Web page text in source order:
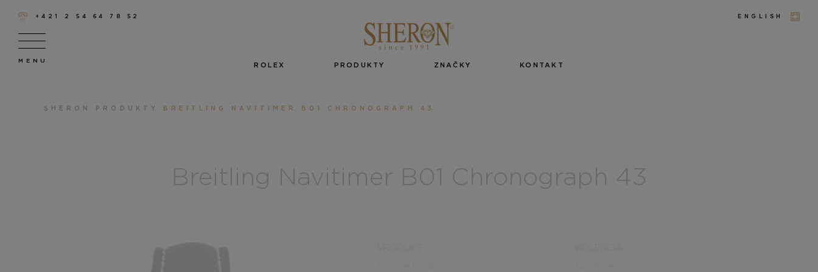
+421 2 54 64 78 52 ENGLISH
ROLEX PRODUKTY ZNAČKY KONTAKT
SHERON PRODUKTY BREITLING NAVITIMER B01 CHRONOGRAPH 43
Breitling Navitimer B01 Chronograph 43